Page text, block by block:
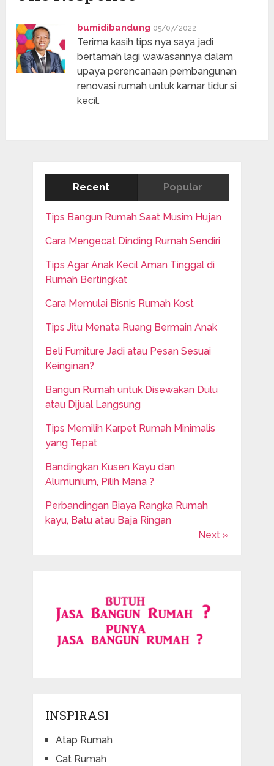
bumidibandung 05/07/2022
Terima kasih tips nya saya jadi
bertamah lagi wawasannya dalam
upaya perencanaan pembangunan
renovasi rumah untuk kamar tidur si
kecil.
Recent Popular
Tips Bangun Rumah Saat Musim Hujan
Cara Mengecat Dinding Rumah Sendiri
Tips Agar Anak Kecil Aman Tinggal di
Rumah Bertingkat
Cara Memulai Bisnis Rumah Kost
Tips Jitu Menata Ruang Bermain Anak
Beli Furniture Jadi atau Pesan Sesuai
Keinginan?
Bangun Rumah untuk Disewakan Dulu
atau Dijual Langsung
Tips Memilih Karpet Rumah Minimalis
yang Tepat
Bandingkan Kusen Kayu dan
Alumunium, Pilih Mana ?
Perbandingan Biaya Rangka Rumah
kayu, Batu atau Baja Ringan
Next »
INSPIRASI
Atap Rumah
Cat Rumah